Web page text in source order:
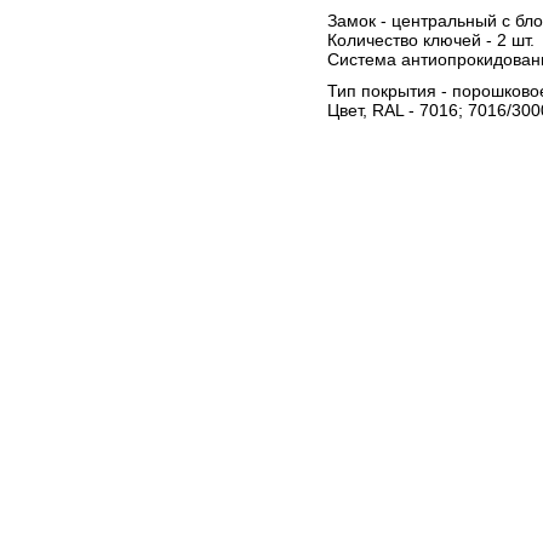
Замок - центральный с
Количество ключей - 2 шт.
Система
Тип покрытия -
Цвет, RAL - 7016; 7016/